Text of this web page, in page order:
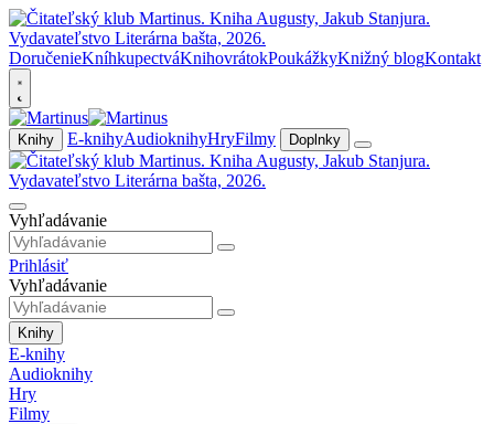
DoručenieKníhkupectváKnihovrátokPoukážkyKnižný blogKontakt
Knihy E-knihyAudioknihyHryFilmy Doplnky
Vyhľadávanie
Prihlásiť
Vyhľadávanie
Knihy
E-knihy
Audioknihy
Hry
Filmy